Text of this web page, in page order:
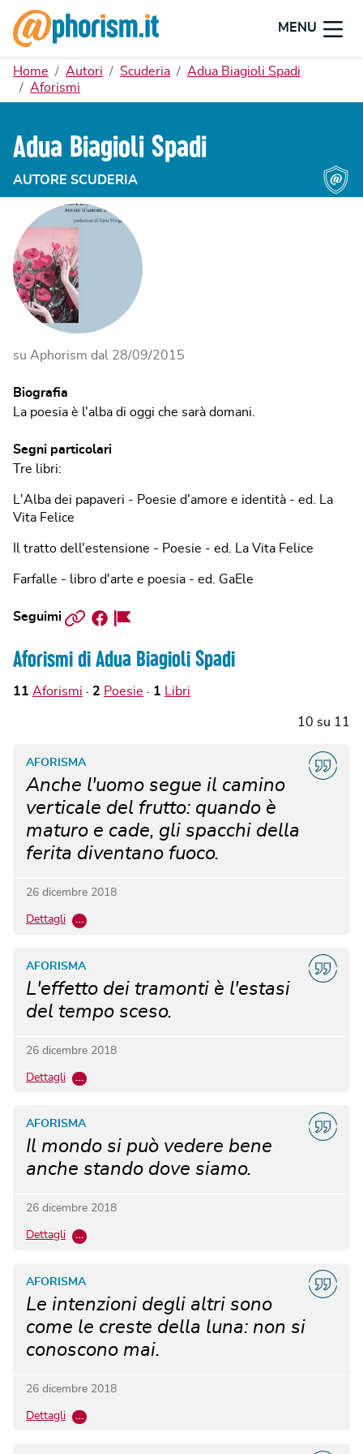
MENU
Home Autori Scuderia
Adua Biagioli Spadi
Aforismi
Adua Biagioli Spadi
AUTORE SCUDERIA
su Aphorism dal 28/09/2015
Biografia
La poesia è l'alba di oggi che sarà domani.
Segni particolari
Tre libri:
L'Alba dei papaveri - Poesie d'amore e identità - ed. La
Vita Felice
Il tratto dell'estensione - Poesie - ed. La Vita Felice
Farfalle - libro d'arte e poesia - ed. GaEle
Seguimi Sito FacebookFacebook
Aforismi di Adua Biagioli Spadi
11 Aforismi 2 Poesie 1 Libri
10 su 11
Anche l'uomo segue il camino
verticale del frutto: quando è
maturo e cade, gli spacchi della
ferita diventano fuoco.
AFORISMA
26 dicembre 2018
Dettagli …
L'effetto dei tramonti è l'estasi
del tempo sceso.
AFORISMA
26 dicembre 2018
Dettagli …
Il mondo si può vedere bene
anche stando dove siamo.
AFORISMA
26 dicembre 2018
Dettagli …
Le intenzioni degli altri sono
come le creste della luna: non si
conoscono mai.
AFORISMA
26 dicembre 2018
Dettagli …